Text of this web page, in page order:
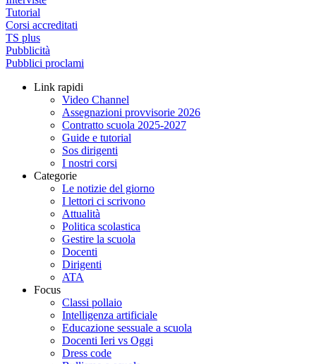
Tutorial
Corsi accreditati
TS plus
Pubblicità
Pubblici proclami
Link rapidi
Video Channel
Assegnazioni provvisorie 2026
Contratto scuola 2025-2027
Guide e tutorial
Sos dirigenti
I nostri corsi
Categorie
Le notizie del giorno
I lettori ci scrivono
Attualità
Politica scolastica
Gestire la scuola
Docenti
Dirigenti
ATA
Focus
Classi pollaio
Intelligenza artificiale
Educazione sessuale a scuola
Docenti Ieri vs Oggi
Dress code